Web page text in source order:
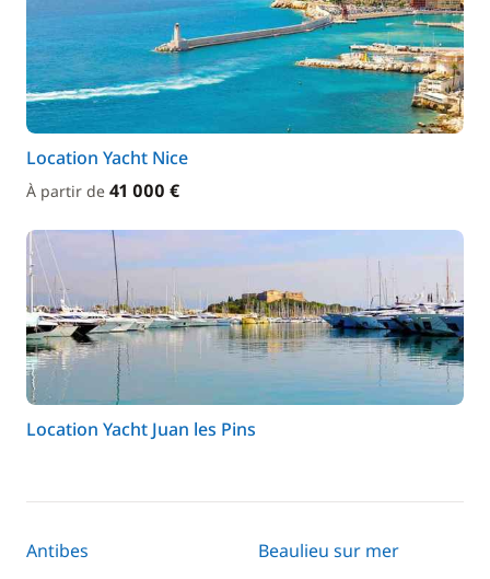
Location Yacht Nice
À partir de 41 000 €
Location Yacht Juan les Pins
Antibes Beaulieu sur mer